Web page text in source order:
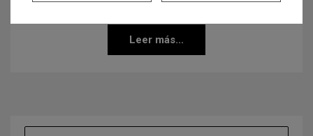
Leer más...